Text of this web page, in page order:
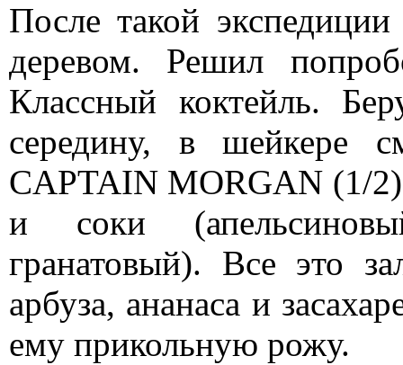
После такой
деревом. Решил
Классный коктейль.
середину, в шейкере
CAPTAIN MORGAN (1/
и соки
гранатовый). Все это
арбуза, ананаса и
ему прикольную рожу.